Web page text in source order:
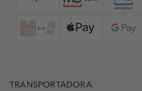
TRANSPORTADORA